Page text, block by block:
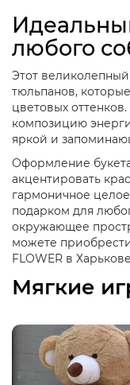
любого
Этот великолепный
тюльпанов,
цветовых
композицию
яркой и
Оформление
акцентировать
гармоничное
подарком для
окружающее
можете
FLOWER в
Мягкие